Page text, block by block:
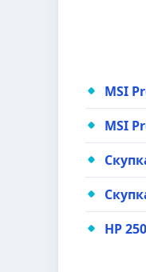
MSI
MSI
HP